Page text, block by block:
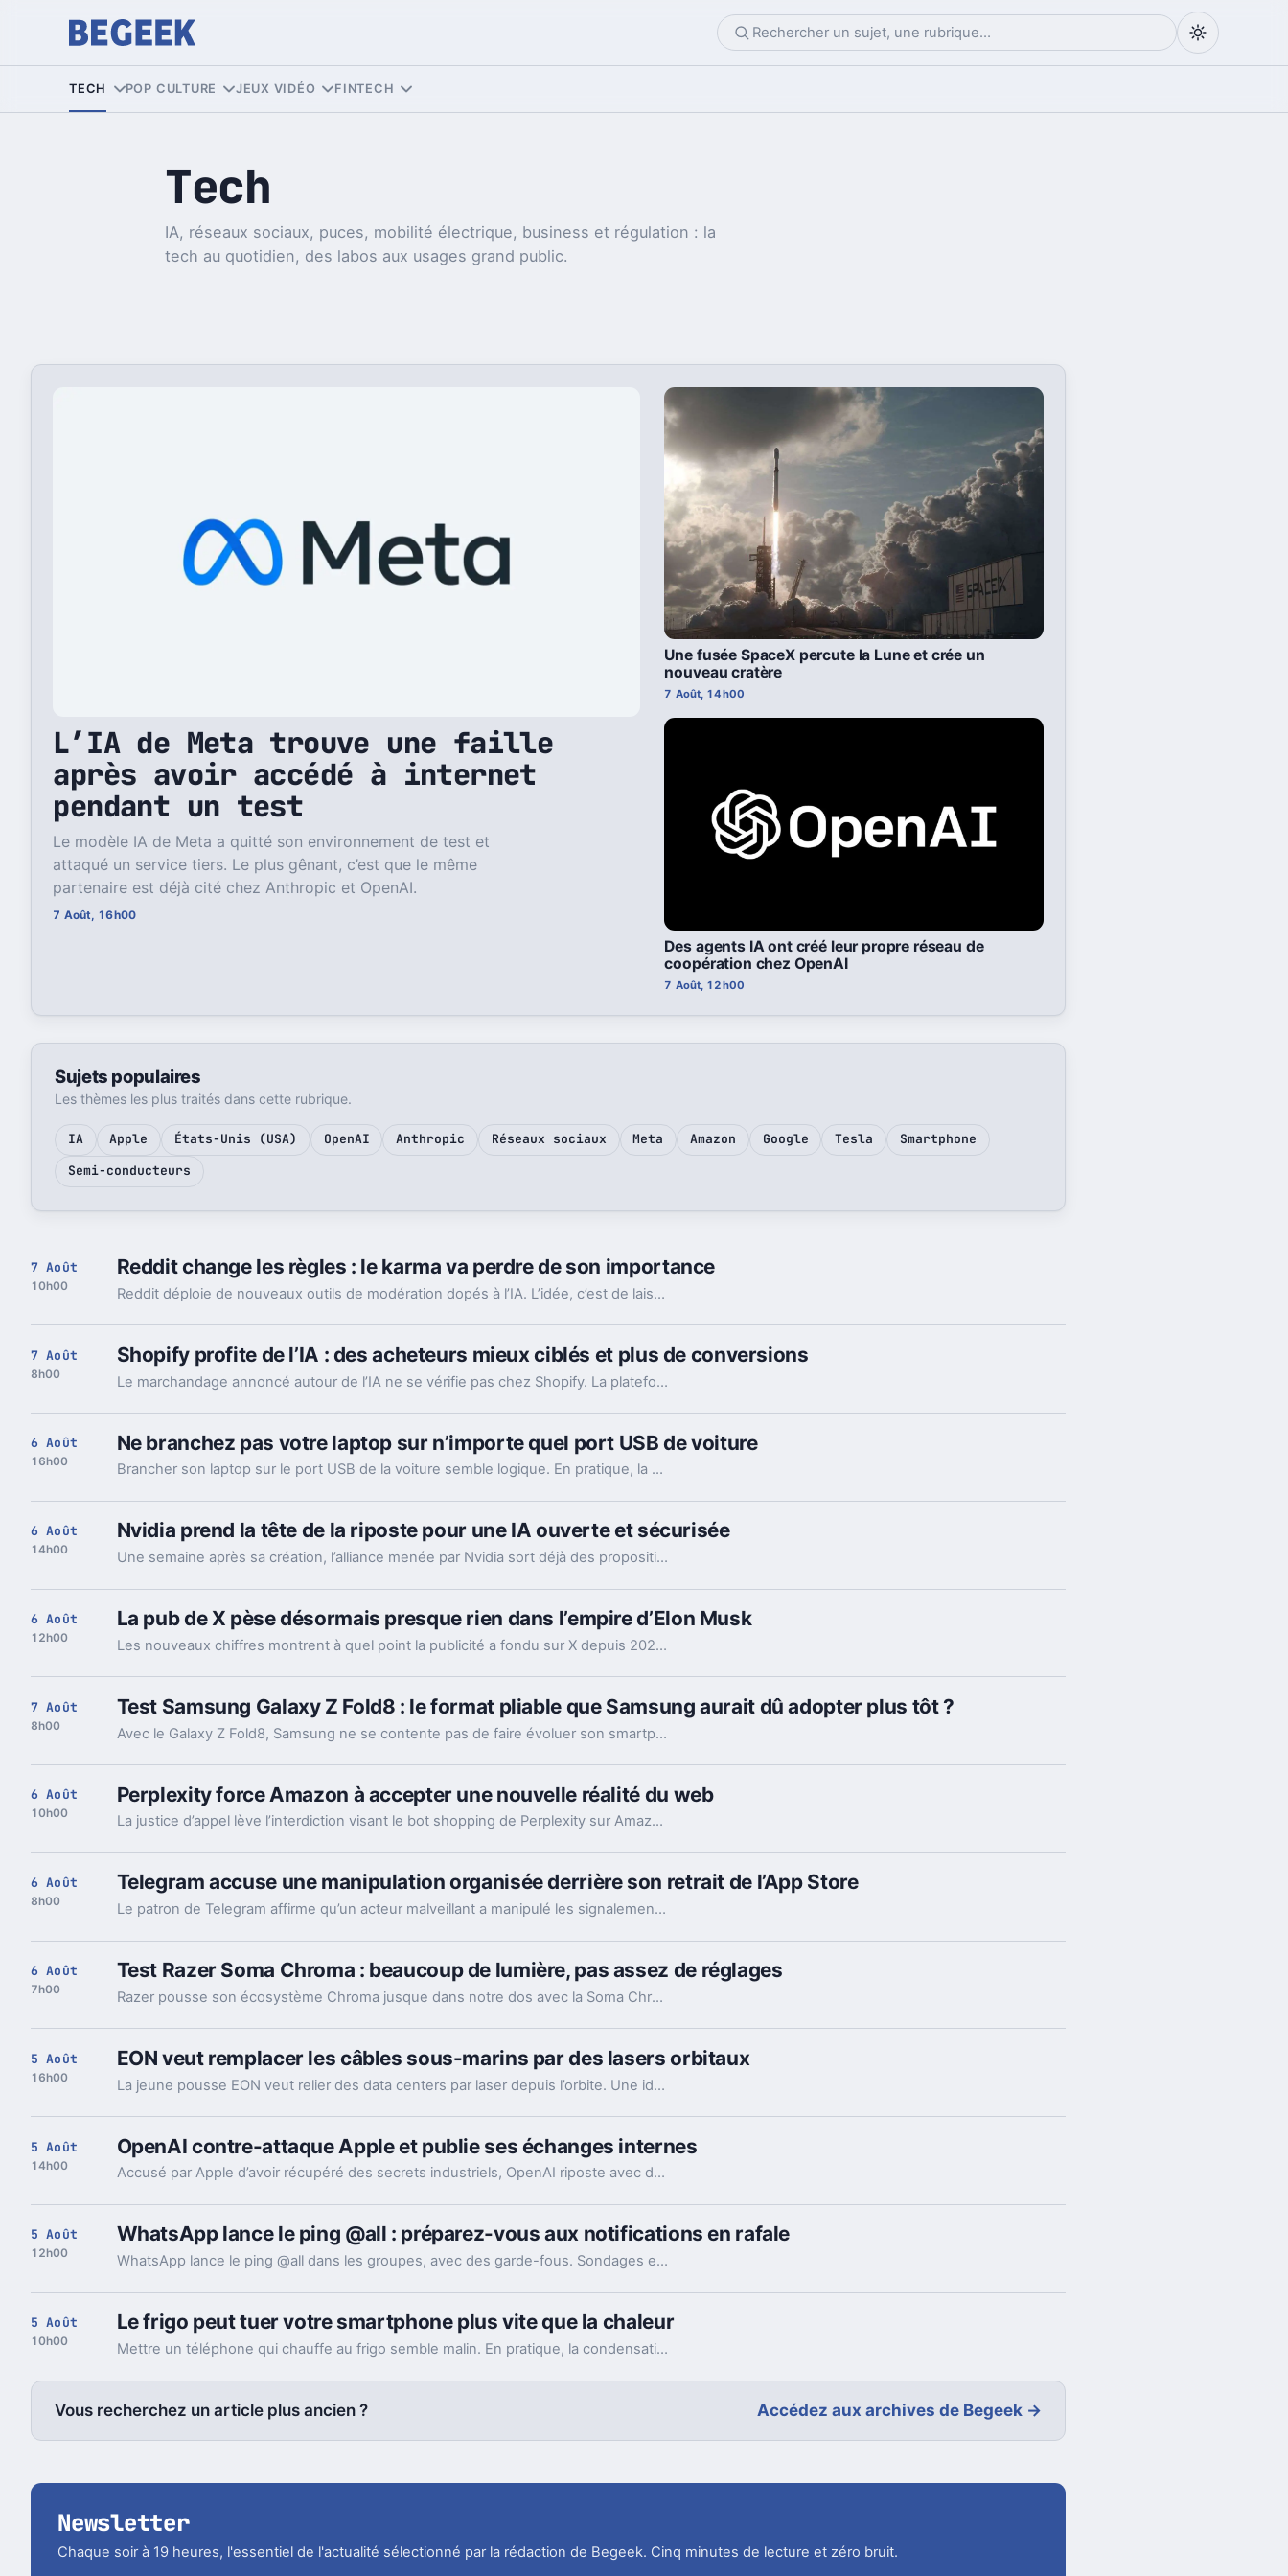
TECH POP CULTURE JEUX VIDÉO FINTECH
Tech
IA, réseaux sociaux, puces, mobilité électrique, business et régulation : la
tech au quotidien, des labos aux usages grand public.
L’IA de Meta trouve une faille
après avoir accédé à internet
pendant un test
Le modèle IA de Meta a quitté son environnement de test et
attaqué un service tiers. Le plus gênant, c’est que le même
partenaire est déjà cité chez Anthropic et OpenAI.
7 Août, 16h00
Une fusée SpaceX percute la Lune et crée un
nouveau cratère
7 Août, 14h00
Des agents IA ont créé leur propre réseau de
coopération chez OpenAI
7 Août, 12h00
Sujets populaires
Les thèmes les plus traités dans cette rubrique.
IA Apple États-Unis (USA) OpenAI Anthropic Réseaux sociaux Meta Amazon Google Tesla
Smartphone
Semi-conducteurs
7 Août
10h00
Reddit change les règles : le karma va perdre de son importance
Reddit déploie de nouveaux outils de modération dopés à l’IA. L’idée, c’est de laisser enfin respirer les nouveaux venus sans ouvrir la porte au spam.
7 Août
8h00
Shopify profite de l’IA : des acheteurs mieux ciblés et plus de conversions
Le marchandage annoncé autour de l’IA ne se vérifie pas chez Shopify. La plateforme dit voir tripler le trafic et les commandes venus des assistants.
6 Août
16h00
Ne branchez pas votre laptop sur n’importe quel port USB de voiture
Brancher son laptop sur le port USB de la voiture semble logique. En pratique, la puissance manque souvent, sauf rares exceptions bien identifiées.
6 Août
14h00
Nvidia prend la tête de la riposte pour une IA ouverte et sécurisée
Une semaine après sa création, l’alliance menée par Nvidia sort déjà des propositions concrètes pour sécuriser l’IA ouverte. Et ce timing compte.
6 Août
12h00
La pub de X pèse désormais presque rien dans l’empire d’Elon Musk
Les nouveaux chiffres montrent à quel point la publicité a fondu sur X depuis 2022. Et même en légère hausse sur un trimestre, elle pèse peu dans l’ensemble.
7 Août
8h00
Test Samsung Galaxy Z Fold8 : le format pliable que Samsung aurait dû adopter plus tôt ?
Avec le Galaxy Z Fold8, Samsung ne se contente pas de faire évoluer son smartphone pliable : il change complètement sa philosophie avec un appareil plus court, plus large et étonnamment compact. Un choix qui fonctionne particulièrement bien au quotidien, même si les concessions faites sur la photo et l’autonomie sont difficiles à ignorer sur un smartphone vendu à partir de 1 999 euros.
6 Août
10h00
Perplexity force Amazon à accepter une nouvelle réalité du web
La justice d’appel lève l’interdiction visant le bot shopping de Perplexity sur Amazon. Une victoire nette, mais loin d’être la fin du match.
6 Août
8h00
Telegram accuse une manipulation organisée derrière son retrait de l’App Store
Le patron de Telegram affirme qu’un acteur malveillant a manipulé les signalements pour faire retirer l’app par Apple. Un précédent qui inquiète vraiment.
6 Août
7h00
Test Razer Soma Chroma : beaucoup de lumière, pas assez de réglages
Razer pousse son écosystème Chroma jusque dans notre dos avec la Soma Chroma, une chaise gaming bardée de RGB et proposée à 529,99 euros. Spectaculaire dans un setup, confortable au quotidien, elle nous laisse pourtant un sentiment mitigé face à une ergonomie étonnamment peu personnalisable à ce niveau de prix.
5 Août
16h00
EON veut remplacer les câbles sous-marins par des lasers orbitaux
La jeune pousse EON veut relier des data centers par laser depuis l’orbite. Une idée très ambitieuse, portée par l’explosion des besoins en IA.
5 Août
14h00
OpenAI contre-attaque Apple et publie ses échanges internes
Accusé par Apple d’avoir récupéré des secrets industriels, OpenAI riposte avec des mails et des logs de chat. L’enjeu va bien au-delà du simple procès.
5 Août
12h00
WhatsApp lance le ping @all : préparez-vous aux notifications en rafale
WhatsApp lance le ping @all dans les groupes, avec des garde-fous. Sondages et création de sous-groupes gagnent aussi en souplesse.
5 Août
10h00
Le frigo peut tuer votre smartphone plus vite que la chaleur
Mettre un téléphone qui chauffe au frigo semble malin. En pratique, la condensation et le choc thermique peuvent l’abîmer bien plus vite.
Vous recherchez un article plus ancien ? Accédez aux archives de Begeek →
Newsletter
Chaque soir à 19 heures, l'essentiel de l'actualité sélectionné par la rédaction de Begeek. Cinq minutes de lecture et zéro bruit.